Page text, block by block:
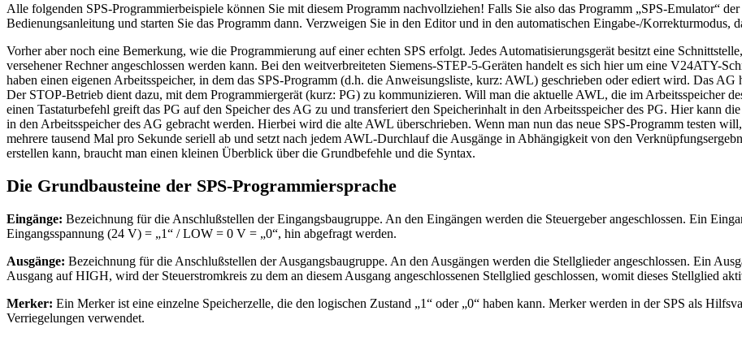
Alle folgenden SPS-Programmierbeispiele können Sie mit diesem Programm nachvollziehen! Falls Sie also das Programm „SPS-Emulator“
Bedienungsanleitung und starten Sie das Programm dann. Verzweigen Sie in den Editor und in den automatischen Eingabe-/Korrekturmodus,
Vorher aber noch eine Bemerkung, wie die Programmierung auf einer echten SPS erfolgt. Jedes Automatisierungsgerät besitzt eine
versehener Rechner angeschlossen werden kann. Bei den weitverbreiteten Siemens-STEP-5-Geräten handelt es sich hier um eine V24ATY-
haben einen eigenen Arbeitsspeicher, in dem das SPS-Programm (d.h. die Anweisungsliste, kurz: AWL) geschrieben oder ediert wird. Das
Der STOP-Betrieb dient dazu, mit dem Programmiergerät (kurz: PG) zu kommunizieren. Will man die aktuelle AWL, die im Arbeitsspeicher
einen Tastaturbefehl greift das PG auf den Speicher des AG zu und transferiert den Speicherinhalt in den Arbeitsspeicher des PG. Hier kann
in den Arbeitsspeicher des AG gebracht werden. Hierbei wird die alte AWL überschrieben. Wenn man nun das neue SPS-Programm testen
mehrere tausend Mal pro Sekunde seriell ab und setzt nach jedem AWL-Durchlauf die Ausgänge in Abhängigkeit von den
erstellen kann, braucht man einen kleinen Überblick über die Grundbefehle und die Syntax.
Die Grundbausteine der SPS-Programmiersprache
Eingänge: Bezeichnung für die Anschlußstellen der Eingangsbaugruppe. An den Eingängen werden die Steuergeber angeschlossen. Ein
Eingangsspannung (24 V) = „1“ / LOW = 0 V = „0“, hin abgefragt werden.
Ausgänge: Bezeichnung für die Anschlußstellen der Ausgangsbaugruppe. An den Ausgängen werden die Stellglieder angeschlossen. Ein
Ausgang auf HIGH, wird der Steuerstromkreis zu dem an diesem Ausgang angeschlossenen Stellglied geschlossen, womit dieses Stellglied
Merker: Ein Merker ist eine einzelne Speicherzelle, die den logischen Zustand „1“ oder „0“ haben kann. Merker werden in der SPS als
Verriegelungen verwendet.